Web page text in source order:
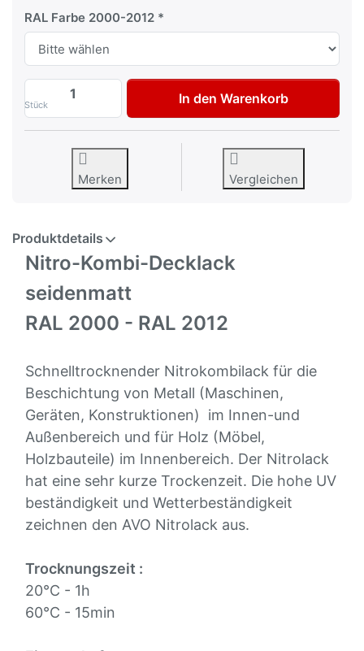
RAL Farbe 2000-2012
Stück
RAL 2000 - RAL 2012 AVO 1K Nitrolack
In den Warenkorb
Merken Vergleichen
Produktdetails
Nitro-Kombi-Decklack
seidenmatt
RAL 2000 - RAL 2012
Schnelltrocknender Nitrokombilack für die
Beschichtung von Metall (Maschinen,
Geräten, Konstruktionen) im Innen-und
Außenbereich und für Holz (Möbel,
Holzbauteile) im Innenbereich. Der Nitrolack
hat eine sehr kurze Trockenzeit. Die hohe UV
beständigkeit und Wetterbeständigkeit
zeichnen den AVO Nitrolack aus.
Trocknungszeit :
20°C - 1h
60°C - 15min